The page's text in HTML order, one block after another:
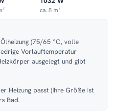
ca. 8 m²
(75/65 °C, volle
Vorlauftemperatur
ausgelegt und gibt
Heizung passt (Ihre Größe ist
Bad.